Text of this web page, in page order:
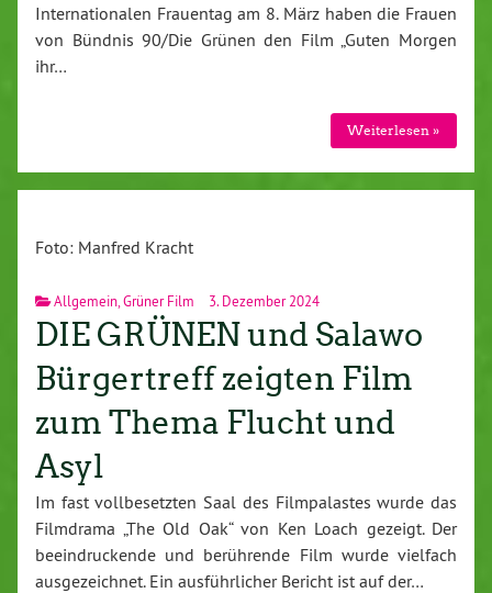
Internationalen Frauentag am 8. März haben die Frauen
von Bündnis 90/Die Grünen den Film „Guten Morgen
ihr…
Weiterlesen »
Foto: Manfred Kracht
Allgemein Grüner Film 3. Dezember 2024
DIE GRÜNEN und Salawo
Bürgertreff zeigten Film
zum Thema Flucht und
Asyl
Im fast vollbesetzten Saal des Filmpalastes wurde das
Filmdrama „The Old Oak“ von Ken Loach gezeigt. Der
beeindruckende und berührende Film wurde vielfach
ausgezeichnet. Ein ausführlicher Bericht ist auf der…